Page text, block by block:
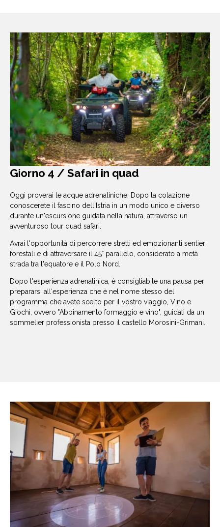
Giorno 4 / Safari in quad
Oggi proverai le acque adrenaliniche. Dopo la colazione
conoscerete il fascino dell'Istria in un modo unico e diverso
durante un'escursione guidata nella natura, attraverso un
avventuroso tour quad safari.
Avrai l'opportunità di percorrere stretti ed emozionanti sentieri
forestali e di attraversare il 45° parallelo, considerato a metà
strada tra l'equatore e il Polo Nord.
Dopo l'esperienza adrenalinica, è consigliabile una pausa per
prepararsi all'esperienza che è nel nome stesso del
programma che avete scelto per il vostro viaggio, Vino e
Giochi, ovvero "Abbinamento formaggio e vino", guidati da un
sommelier professionista presso il castello Morosini-Grimani.